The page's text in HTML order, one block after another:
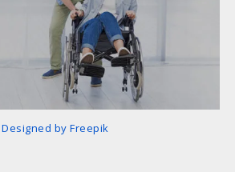
Designed by Freepik